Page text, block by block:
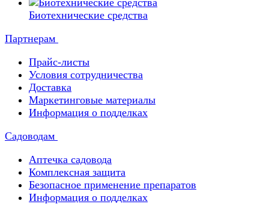
Биотехнические средства
Партнерам
Прайс-листы
Условия сотрудничества
Доставка
Маркетинговые материалы
Информация о подделках
Садоводам
Аптечка садовода
Комплексная защита
Безопасное применение препаратов
Информация о подделках